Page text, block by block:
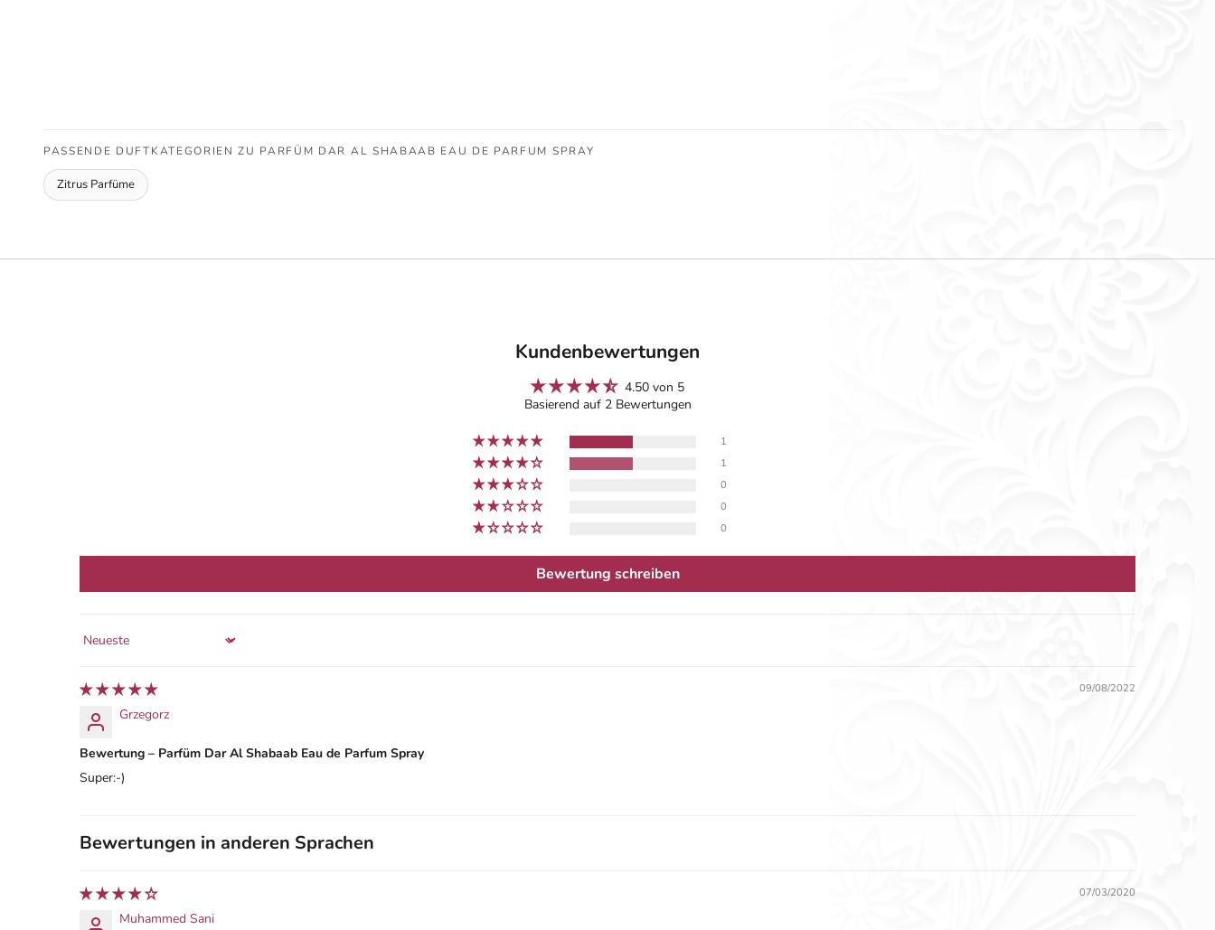
PASSENDE DUFTKATEGORIEN ZU PARFÜM DAR AL SHABAAB EAU DE PARFUM SPRAY
Zitrus Parfüme
Kundenbewertungen
4.50 von 5
Basierend auf 2 Bewertungen
1
1
0
0
0
Bewertung schreiben
Sort by
09/08/2022
Grzegorz
Bewertung – Parfüm Dar Al Shabaab Eau de Parfum Spray
Super:-)
Bewertungen in anderen Sprachen
07/03/2020
Muhammed Sani